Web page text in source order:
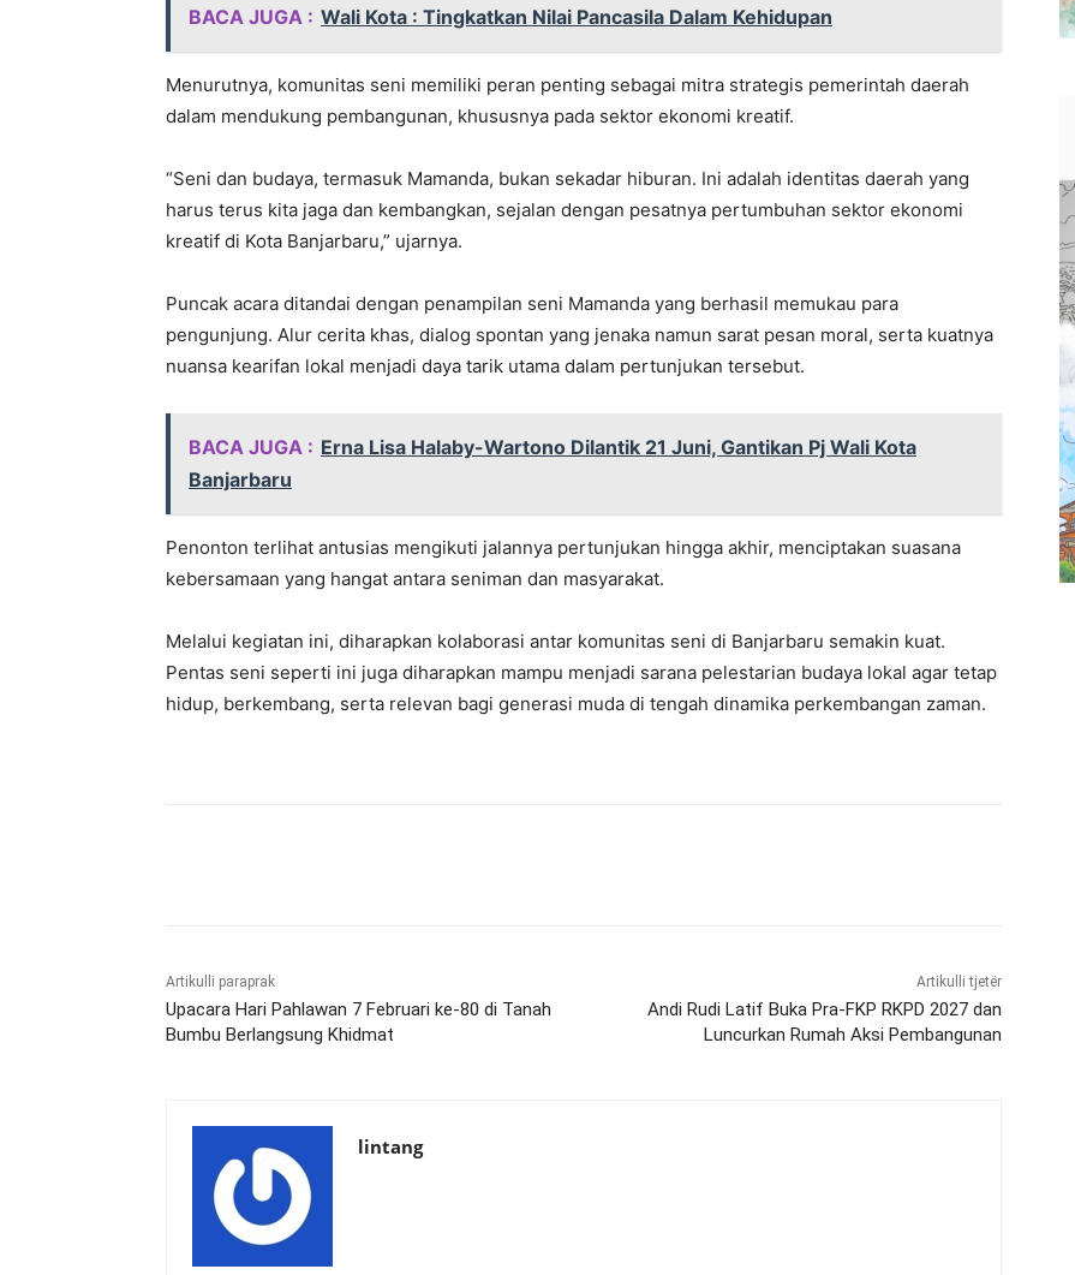
BACA JUGA : Wali Kota : Tingkatkan Nilai Pancasila Dalam Kehidupan
Menurutnya, komunitas seni memiliki peran penting sebagai mitra strategis pemerintah daerah
dalam mendukung pembangunan, khususnya pada sektor ekonomi kreatif.
“Seni dan budaya, termasuk Mamanda, bukan sekadar hiburan. Ini adalah identitas daerah yang
harus terus kita jaga dan kembangkan, sejalan dengan pesatnya pertumbuhan sektor ekonomi
kreatif di Kota Banjarbaru,” ujarnya.
Puncak acara ditandai dengan penampilan seni Mamanda yang berhasil memukau para
pengunjung. Alur cerita khas, dialog spontan yang jenaka namun sarat pesan moral, serta kuatnya
nuansa kearifan lokal menjadi daya tarik utama dalam pertunjukan tersebut.
BACA JUGA : Erna Lisa Halaby-Wartono Dilantik 21 Juni, Gantikan Pj Wali Kota
Banjarbaru
Penonton terlihat antusias mengikuti jalannya pertunjukan hingga akhir, menciptakan suasana
kebersamaan yang hangat antara seniman dan masyarakat.
Melalui kegiatan ini, diharapkan kolaborasi antar komunitas seni di Banjarbaru semakin kuat.
Pentas seni seperti ini juga diharapkan mampu menjadi sarana pelestarian budaya lokal agar tetap
hidup, berkembang, serta relevan bagi generasi muda di tengah dinamika perkembangan zaman.
Artikulli paraprak
Upacara Hari Pahlawan 7 Februari ke-80 di Tanah
Bumbu Berlangsung Khidmat
Artikulli tjetër
Andi Rudi Latif Buka Pra-FKP RKPD 2027 dan
Luncurkan Rumah Aksi Pembangunan
lintang